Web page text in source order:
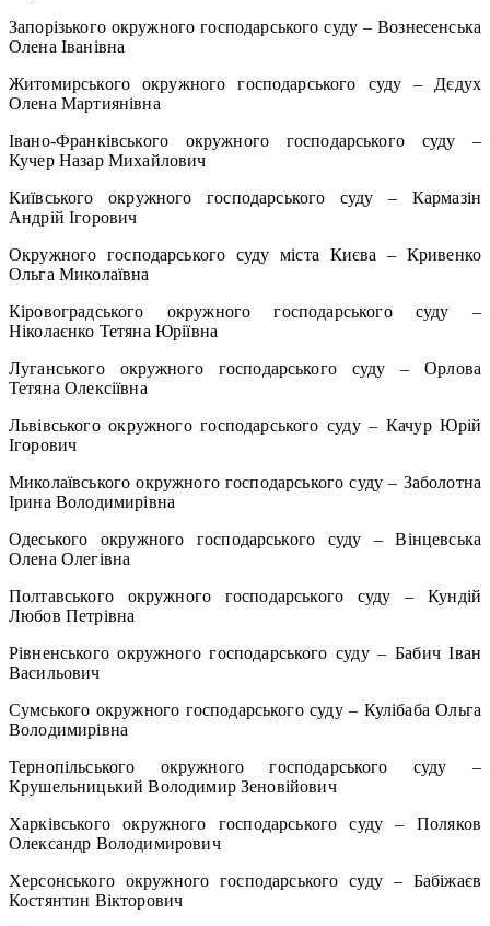
Запорізького окружного господарського суду – Вознесенська
Олена Іванівна
Житомирського окружного господарського суду – Дєдух
Олена Мартиянівна
Івано-Франківського окружного господарського суду –
Кучер Назар Михайлович
Київського окружного господарського суду – Кармазін
Андрій Ігорович
Окружного господарського суду міста Києва – Кривенко
Ольга Миколаївна
Кіровоградського окружного господарського суду –
Ніколаєнко Тетяна Юріївна
Луганського окружного господарського суду – Орлова
Тетяна Олексіївна
Львівського окружного господарського суду – Качур Юрій
Ігорович
Миколаївського окружного господарського суду – Заболотна
Ірина Володимирівна
Одеського окружного господарського суду – Вінцевська
Олена Олегівна
Полтавського окружного господарського суду – Кундій
Любов Петрівна
Рівненського окружного господарського суду – Бабич Іван
Васильович
Сумського окружного господарського суду – Кулібаба Ольга
Володимирівна
Тернопільського окружного господарського суду –
Крушельницький Володимир Зеновійович
Харківського окружного господарського суду – Поляков
Олександр Володимирович
Херсонського окружного господарського суду – Бабіжаєв
Костянтин Вікторович